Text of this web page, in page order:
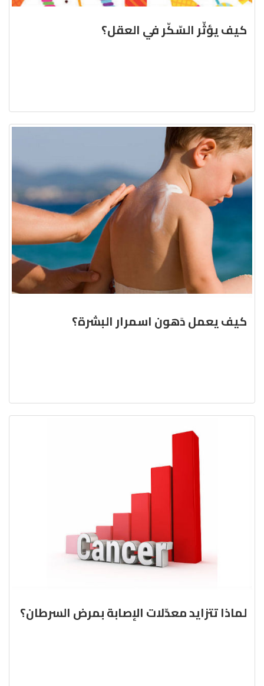
كيف يؤثّر السّكّر في العقل؟
كيف يعمل دَهون اسمرار البشرة؟
لماذا تتزايد معدّلات الإصابة بمرض السرطان؟